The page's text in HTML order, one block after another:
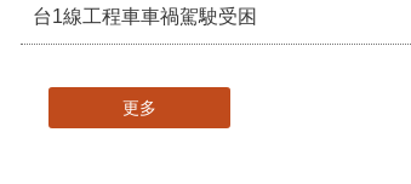
台1線工程車車禍駕駛受困
更多